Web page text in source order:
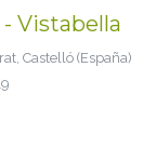
Vistabella
Castelló (España)